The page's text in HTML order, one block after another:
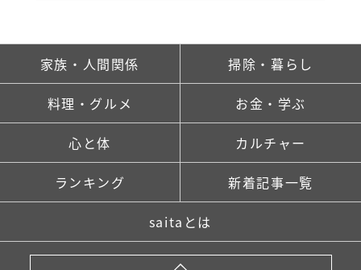
家族・人間関係 掃除・暮らし
料理・グルメ お金・学ぶ
心と体 カルチャー
ランキング 新着記事一覧
saitaとは